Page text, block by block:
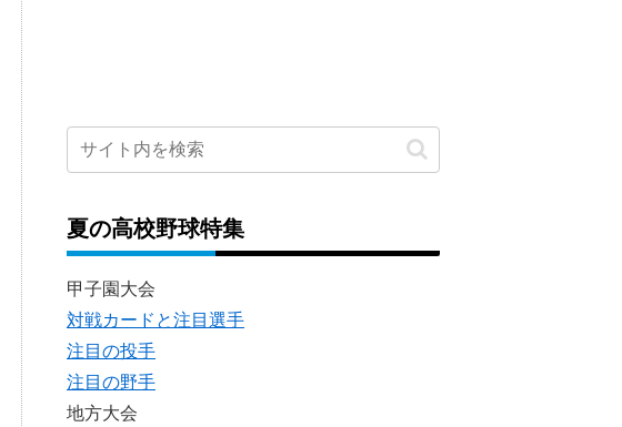
夏の高校野球特集
甲子園大会
対戦カードと注目選手
注目の投手
注目の野手
地方大会